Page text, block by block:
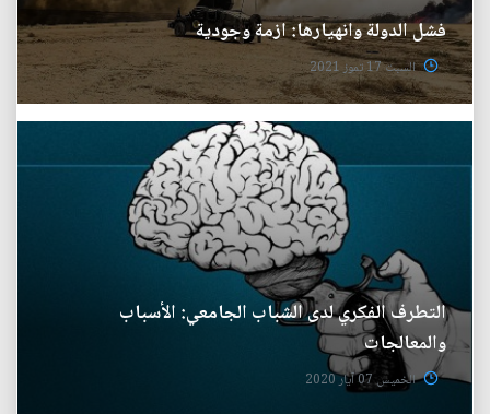
فشل الدولة وانهيارها: ازمة وجودية
السبت 17 تموز 2021
التطرف الفكري لدى الشباب الجامعي: الأسباب
والمعالجات
الخميس 07 آيار 2020